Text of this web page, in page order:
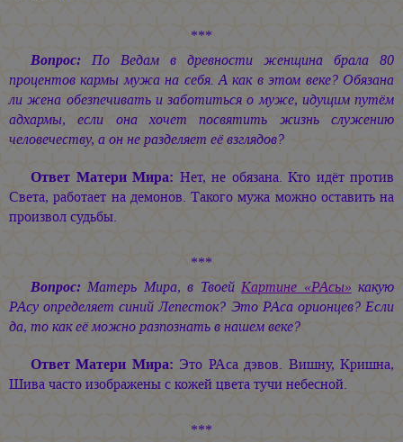
***
Вопрос: По Ведам в древности женщина брала 80
процентов кармы мужа на себя. А как в этом веке? Обязана
ли жена обезпечивать и заботиться о муже, идущим путём
адхармы, если она хочет посвятить жизнь служению
человечеству, а он не разделяет её взглядов?
Ответ Матери Мира: Нет, не обязана. Кто идёт против
Света, работает на демонов. Такого мужа можно оставить на
произвол судьбы.
***
Вопрос: Матерь Мира, в ТвоейКартине «РАсы» какую
РАсу определяет синий Лепесток? Это РАса орионцев? Если
да, то как её можно разпознать в нашем веке?
Ответ Матери Мира: Это РАса дэвов. Вишну, Кришна,
Шива часто изображены с кожей цвета тучи небесной.
***